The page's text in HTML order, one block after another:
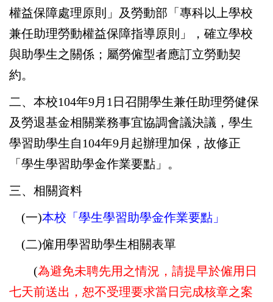
權益保障處理原則」及勞動部「專科以上學校
兼任助理勞動權益保障指導原則」，確立學校
與助學生之關係；屬勞僱型者應訂立勞動契
約。
二、本校104年9月1日召開學生兼任助理勞健保
及勞退基金相關業務事宜協調會議決議，學生
學習助學生自104年9月起辦理加保，故修正
「學生學習助學金作業要點」。
三、相關資料
(一)本校「 學生學習助學金作業要點 」
(二)僱用學習助學生相關表單
(為避免未聘先用之情況，請提早於僱用日
七天前送出，恕不受理要求當日完成核章之案